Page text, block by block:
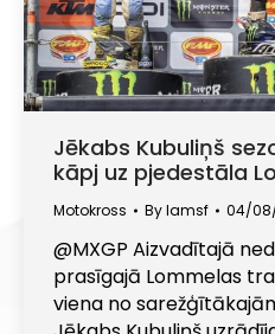
Jēkabs Kubuliņš
kāpj uz pjedestāla
Motokross Bylamsf 04/
@MXGP Aizvadītajā
prasīgajā Lommelas
viena no